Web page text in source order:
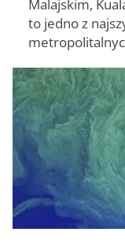
Malajskim,
to jedno z